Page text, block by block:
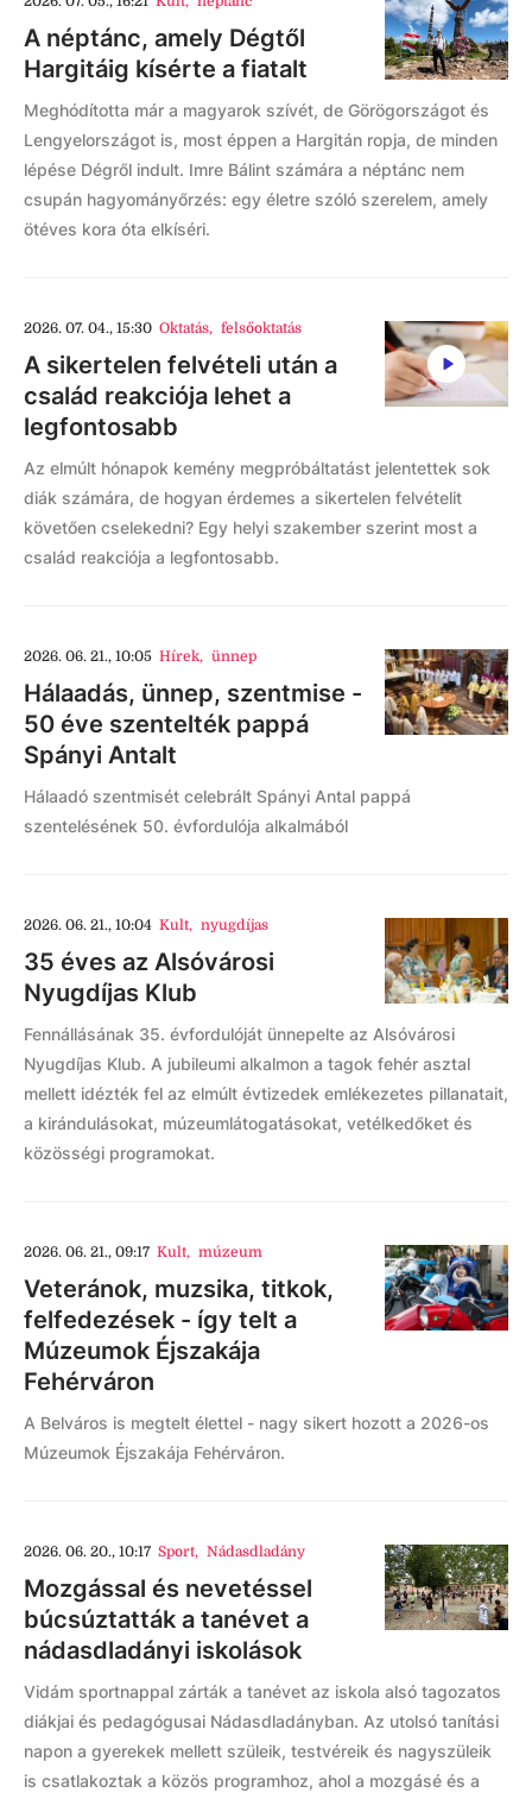
A néptánc, amely Dégtől
Hargitáig kísérte a fiatalt
Meghódította már a magyarok szívét, de Görögországot és
Lengyelországot is, most éppen a Hargitán ropja, de minden
lépése Dégről indult. Imre Bálint számára a néptánc nem
csupán hagyományőrzés: egy életre szóló szerelem, amely
ötéves kora óta elkíséri.
2026. 07. 04., 15:30 Oktatás, felsőoktatás
A sikertelen felvételi után a
család reakciója lehet a
legfontosabb
Az elmúlt hónapok kemény megpróbáltatást jelentettek sok
diák számára, de hogyan érdemes a sikertelen felvételit
követően cselekedni? Egy helyi szakember szerint most a
család reakciója a legfontosabb.
2026. 06. 21., 10:05 Hírek, ünnep
Hálaadás, ünnep, szentmise -
50 éve szentelték pappá
Spányi Antalt
Hálaadó szentmisét celebrált Spányi Antal pappá
szentelésének 50. évfordulója alkalmából
2026. 06. 21., 10:04 Kult, nyugdíjas
35 éves az Alsóvárosi
Nyugdíjas Klub
Fennállásának 35. évfordulóját ünnepelte az Alsóvárosi
Nyugdíjas Klub. A jubileumi alkalmon a tagok fehér asztal
mellett idézték fel az elmúlt évtizedek emlékezetes pillanatait,
a kirándulásokat, múzeumlátogatásokat, vetélkedőket és
közösségi programokat.
2026. 06. 21., 09:17 Kult, múzeum
Veteránok, muzsika, titkok,
felfedezések - így telt a
Múzeumok Éjszakája
Fehérváron
A Belváros is megtelt élettel - nagy sikert hozott a 2026-os
Múzeumok Éjszakája Fehérváron.
2026. 06. 20., 10:17 Sport, Nádasdladány
Mozgással és nevetéssel
búcsúztatták a tanévet a
nádasdladányi iskolások
Vidám sportnappal zárták a tanévet az iskola alsó tagozatos
diákjai és pedagógusai Nádasdladányban. Az utolsó tanítási
napon a gyerekek mellett szüleik, testvéreik és nagyszüleik
is csatlakoztak a közös programhoz, ahol a mozgásé és a